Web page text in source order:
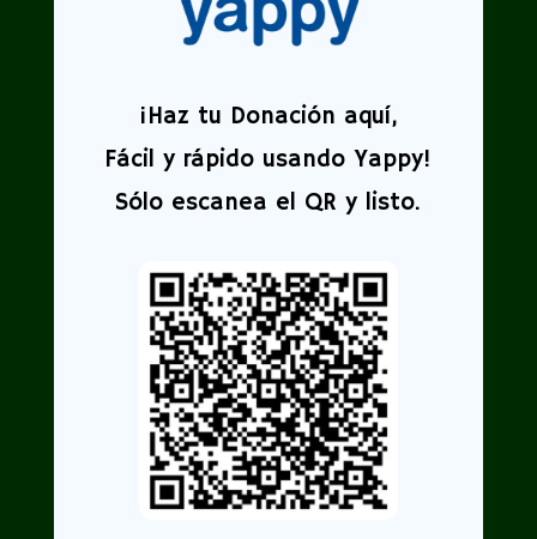
¡Haz tu Donación aquí,
Fácil y rápido usando Yappy!
Sólo escanea el QR y listo.